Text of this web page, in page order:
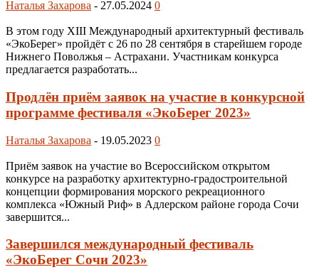
Наталья Захарова - 27.05.2024 0
В этом году XIII Международный архитектурный фестиваль
«ЭкоБерег» пройдёт с 26 по 28 сентября в старейшем городе
Нижнего Поволжья – Астрахани. Участникам конкурса
предлагается разработать...
Продлён приём заявок на участие в конкурсной
программе фестиваля «ЭкоБерег 2023»
Наталья Захарова - 19.05.2023 0
Приём заявок на участие во Всероссийском открытом
конкурсе на разработку архитектурно-градостроительной
концепции формирования морского рекреационного
комплекса «Южный Риф» в Адлерском районе города Сочи
завершится...
Завершился международный фестиваль
«ЭкоБерег Сочи 2023»